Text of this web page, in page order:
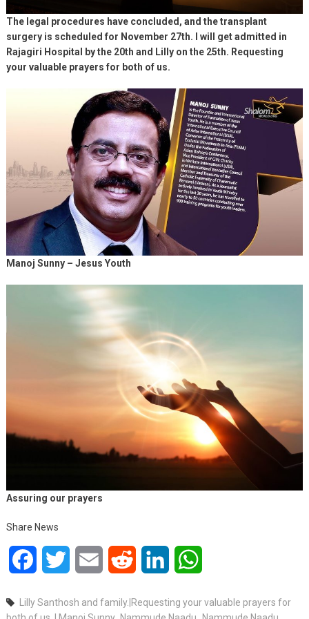
The legal procedures have concluded, and the transplant
surgery is scheduled for November 27th. I will get admitted in
Rajagiri Hospital by the 20th and Lilly on the 25th. Requesting
your valuable prayers for both of us.
Manoj Sunny – Jesus Youth
Assuring our prayers
Share News
FacebookTwitter Email Reddit LinkedIn
Lilly Santhosh and family.|Requesting your valuable prayers for